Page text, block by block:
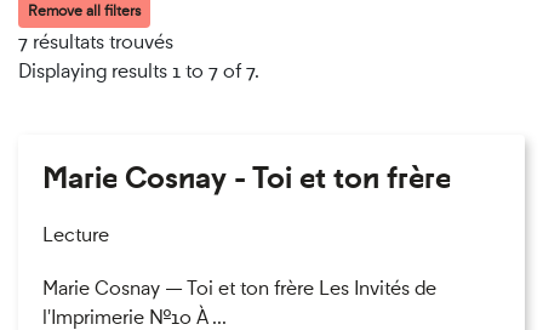
Remove all filters
7 résultats trouvés
Displaying results 1 to 7 of 7.
Marie Cosnay - Toi et ton frère
Lecture
Marie Cosnay — Toi et ton frère Les Invités de
l'Imprimerie n°10 À ...